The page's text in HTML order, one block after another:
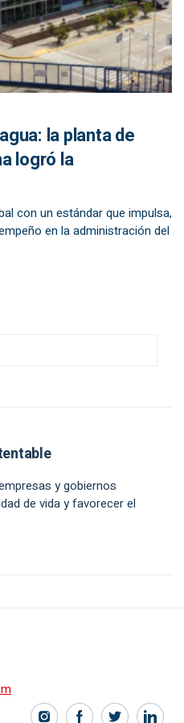
la planta de
logró la
con un estándar que impulsa,
en la administración del
y gobiernos
de vida y favorecer el